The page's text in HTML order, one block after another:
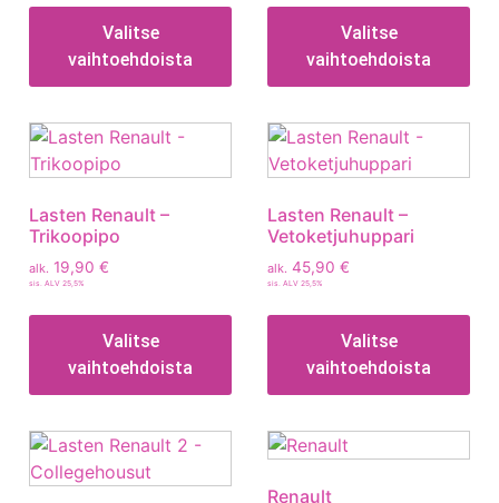
Valitse
vaihtoehdoista
Valitse
vaihtoehdoista
Lasten Renault –
Trikoopipo
alk. 19,90 €
sis. ALV 25,5%
Valitse
vaihtoehdoista
Lasten Renault –
Vetoketjuhuppari
alk. 45,90 €
sis. ALV 25,5%
Valitse
vaihtoehdoista
Renault